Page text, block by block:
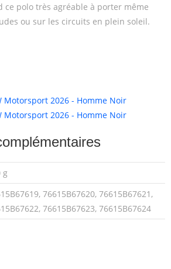
ce polo très agréable à porter même
ou sur les circuits en plein soleil.
g
76615B67620, 76615B67621,
76615B67623, 76615B67624